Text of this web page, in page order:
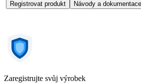
Registrovat produkt Návody a dokumentace
Zaregistrujte svůj výrobek